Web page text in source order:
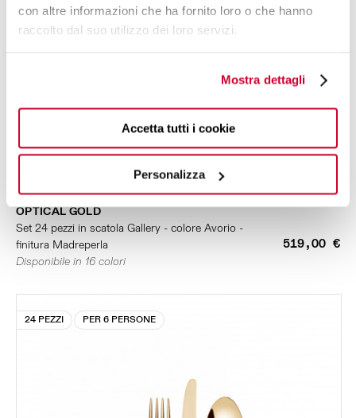
con altre informazioni che ha fornito loro o che hanno
raccolto dal suo utilizzo dei loro servizi.
Mostra dettagli
Accetta tutti i cookie
Personalizza
OPTICAL GOLD
Set 24 pezzi in scatola Gallery - colore Avorio -
finitura Madreperla
519,00 €
Disponibile in 16 colori
24 PEZZI PER 6 PERSONE